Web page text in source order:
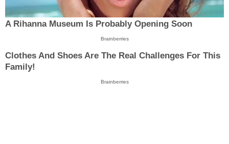
A Rihanna Museum Is Probably Opening Soon
Brainberries
Clothes And Shoes Are The Real Challenges For This
Family!
Brainberries